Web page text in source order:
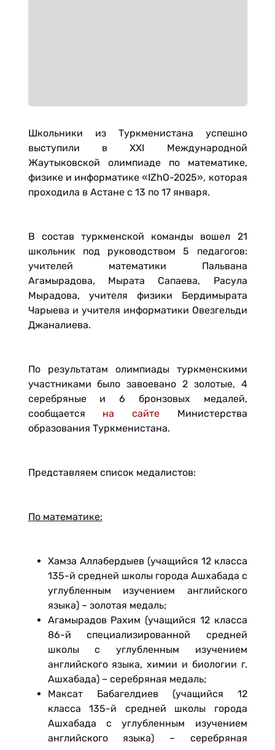
Школьники из Туркменистана успешно
выступили в XXI Международной
Жаутыковской олимпиаде по математике,
физике и информатике «IZhO-2025», которая
проходила в Астане с 13 по 17 января.
В состав туркменской команды вошел 21
школьник под руководством 5 педагогов:
учителей математики Пальвана
Агамырадова, Мырата Сапаева, Расула
Мырадова, учителя физики Бердимырата
Чарыева и учителя информатики Овезгельди
Джаналиева.
По результатам олимпиады туркменскими
участниками было завоевано 2 золотые, 4
серебряные и 6 бронзовых медалей,
сообщается на сайтеМинистерства
образования Туркменистана.
Представляем список медалистов:
По математике:
Хамза Аллабердыев (учащийся 12 класса
135-й средней школы города Ашхабада с
углубленным изучением английского
языка) – золотая медаль;
Агамырадов Рахим (учащийся 12 класса
86-й специализированной средней
школы с углубленным изучением
английского языка, химии и биологии г.
Ашхабада) – серебряная медаль;
Максат Бабагелдиев (учащийся 12
класса 135-й средней школы города
Ашхабада с углубленным изучением
английского языка) – серебряная